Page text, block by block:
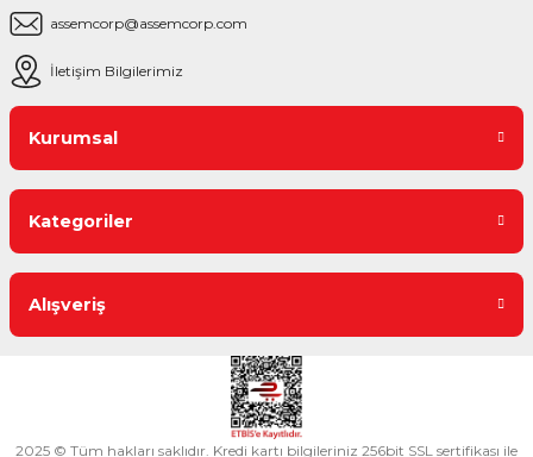
assemcorp@assemcorp.com
İletişim Bilgilerimiz
Kurumsal
Kategoriler
Alışveriş
2025 © Tüm hakları saklıdır. Kredi kartı bilgileriniz 256bit SSL sertifikası ile